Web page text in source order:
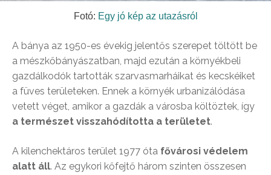
Fotó: Egy jó kép az utazásról
A bánya az 1950-es évekig jelentős szerepet töltött be
a mészkőbányászatban, majd ezután a környékbeli
gazdálkodók tartották szarvasmarháikat és kecskéiket
a füves területeken. Ennek a környék urbanizálódása
vetett véget, amikor a gazdák a városba költöztek, így
a természet visszahódította a területet.
A kilenchektáros terület 1977 óta fővárosi védelem
alatt áll. Az egykori kőfejtő három szinten összesen